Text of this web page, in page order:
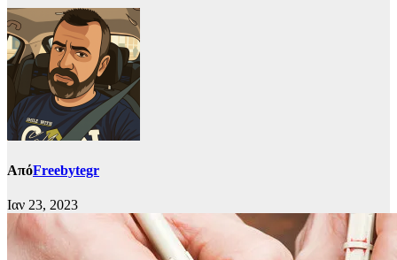
ΑπόFreebytegr
Ιαν 23, 2023